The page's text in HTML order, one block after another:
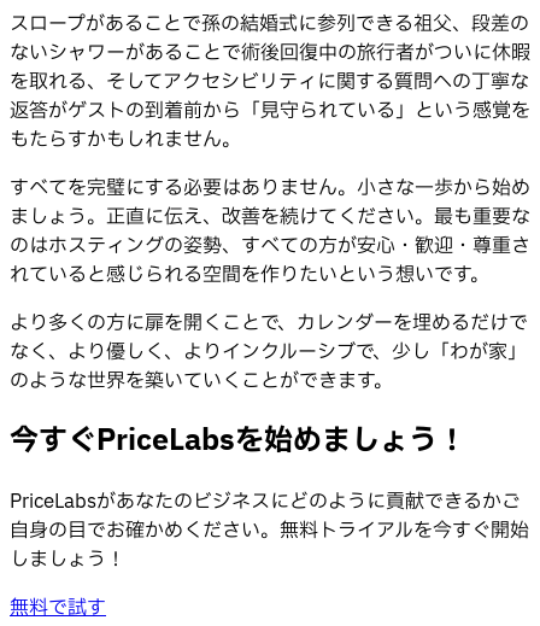
スロープがあることで孫の結婚式に参列できる祖父、段差の
ないシャワーがあることで術後回復中の旅行者がついに休暇
を取れる、そしてアクセシビリティに関する質問への丁寧な
返答がゲストの到着前から「見守られている」という感覚を
もたらすかもしれません。
すべてを完璧にする必要はありません。小さな一歩から始め
ましょう。正直に伝え、改善を続けてください。最も重要な
のはホスティングの姿勢、すべての方が安心・歓迎・尊重さ
れていると感じられる空間を作りたいという想いです。
より多くの方に扉を開くことで、カレンダーを埋めるだけで
なく、より優しく、よりインクルーシブで、少し「わが家」
のような世界を築いていくことができます。
今すぐPriceLabsを始めましょう！
PriceLabsがあなたのビジネスにどのように貢献できるかご
自身の目でお確かめください。無料トライアルを今すぐ開始
しましょう！
無料で試す